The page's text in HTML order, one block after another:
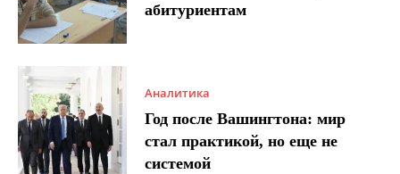
абитуриентам
Аналитика
Год после Вашингтона: мир
стал практикой, но еще не
системой